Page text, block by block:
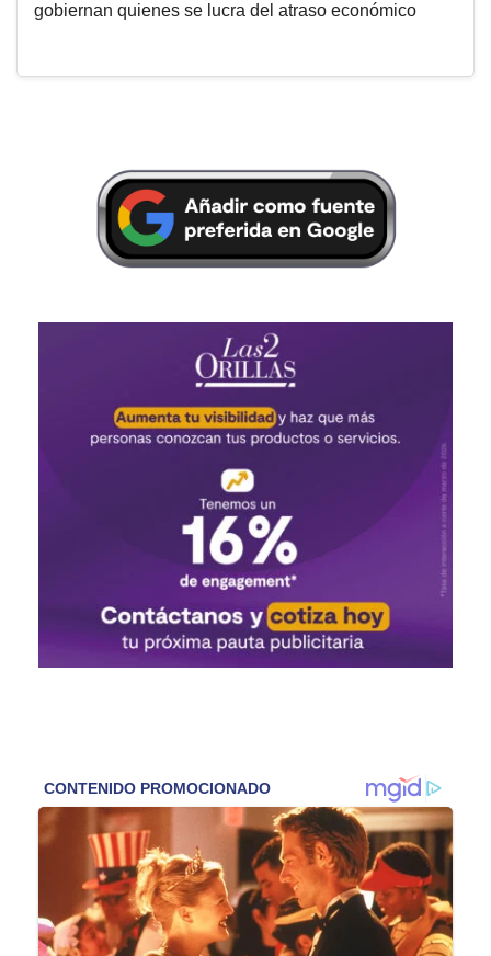
gobiernan quienes se lucra del atraso económico